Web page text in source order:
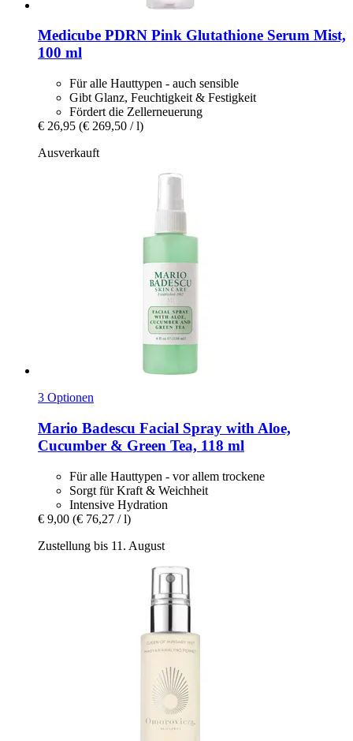
Medicube PDRN Pink Glutathione Serum Mist,
100 ml
Für alle Hauttypen - auch sensible
Gibt Glanz, Feuchtigkeit & Festigkeit
Fördert die Zellerneuerung
€ 26,95 (€ 269,50 / l)
Ausverkauft
3 Optionen
Mario Badescu Facial Spray with Aloe,
Cucumber & Green Tea, 118 ml
Für alle Hauttypen - vor allem trockene
Sorgt für Kraft & Weichheit
Intensive Hydration
€ 9,00 (€ 76,27 / l)
Zustellung bis 11. August